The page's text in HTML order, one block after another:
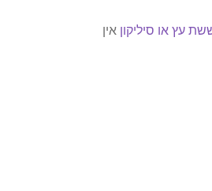
עץ או סיליקון אין